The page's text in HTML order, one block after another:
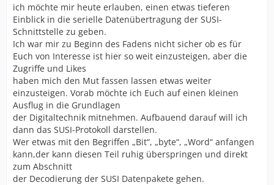
ich möchte mir heute erlauben, einen etwas tieferen
Einblick in die serielle Datenübertragung der SUSI-
Schnittstelle zu geben.
Ich war mir zu Beginn des Fadens nicht sicher ob es für
Euch von Interesse ist hier so weit einzusteigen, aber die
Zugriffe und Likes
haben mich den Mut fassen lassen etwas weiter
einzusteigen. Vorab möchte ich Euch auf einen kleinen
Ausflug in die Grundlagen
der Digitaltechnik mitnehmen. Aufbauend darauf will ich
dann das SUSI-Protokoll darstellen.
Wer etwas mit den Begriffen „Bit“, „byte“, „Word“ anfangen
kann,der kann diesen Teil ruhig überspringen und direkt
zum Abschnitt
der Decodierung der SUSI Datenpakete gehen.